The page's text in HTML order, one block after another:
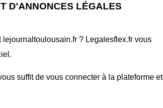
D'ANNONCES LÉGALES
? Legalesflex.fr vous
suffit de vous connecter à la plateforme et